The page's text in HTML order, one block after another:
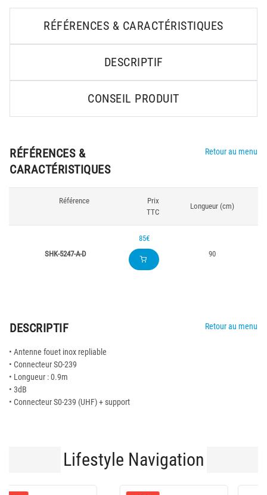
RÉFÉRENCES & CARACTÉRISTIQUES
DESCRIPTIF
CONSEIL PRODUIT
RÉFÉRENCES &
CARACTÉRISTIQUES
Retour au menu
Référence
Prix
TTC
Longueur (cm)
SHK-5247-A-D
85€
90
DESCRIPTIF Retour au menu
• Antenne fouet inox repliable
• Connecteur SO-239
• Longueur : 0.9m
• 3dB
• Connecteur S0-239 (UHF) + support
Lifestyle Navigation